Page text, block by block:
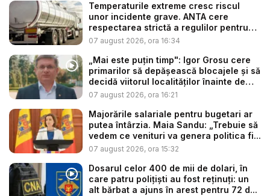
Temperaturile extreme cresc riscul
unor incidente grave. ANTA cere
respectarea strictă a regulilor pentru
tr...
07 august 2026, ora 16:34
„Mai este puțin timp": Igor Grosu cere
primarilor să depășească blocajele și să
decidă viitorul localităților înainte de
ex...
07 august 2026, ora 16:21
Majorările salariale pentru bugetari ar
putea întârzia. Maia Sandu: „Trebuie să
vedem ce venituri va genera politica fi...
07 august 2026, ora 15:32
Dosarul celor 400 de mii de dolari, în
care patru polițiști au fost reținuți: un
alt bărbat a ajuns în arest pentru 72 d...